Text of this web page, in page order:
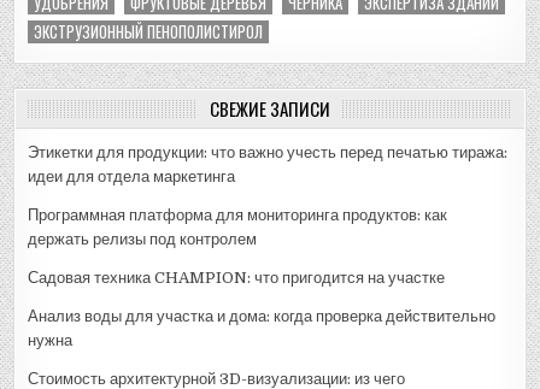
ЭКСТРУЗИОННЫЙ ПЕНОПОЛИСТИРОЛ
СВЕЖИЕ ЗАПИСИ
Этикетки для продукции: что важно учесть перед печатью тиража:
идеи для отдела маркетинга
Программная платформа для мониторинга продуктов: как
держать релизы под контролем
Садовая техника CHAMPION: что пригодится на участке
Анализ воды для участка и дома: когда проверка действительно
нужна
Стоимость архитектурной 3D-визуализации: из чего